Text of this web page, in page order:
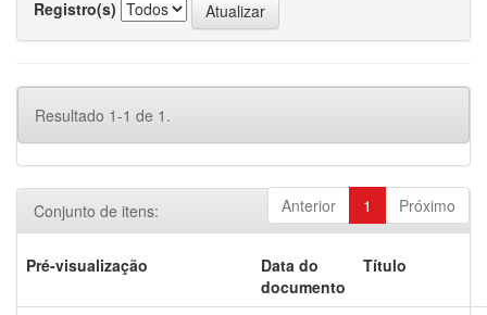
Registro(s)
Resultado 1-1 de 1.
Anterior 1 Próximo
Conjunto de itens:
Pré-visualização
Data do
documento
Título